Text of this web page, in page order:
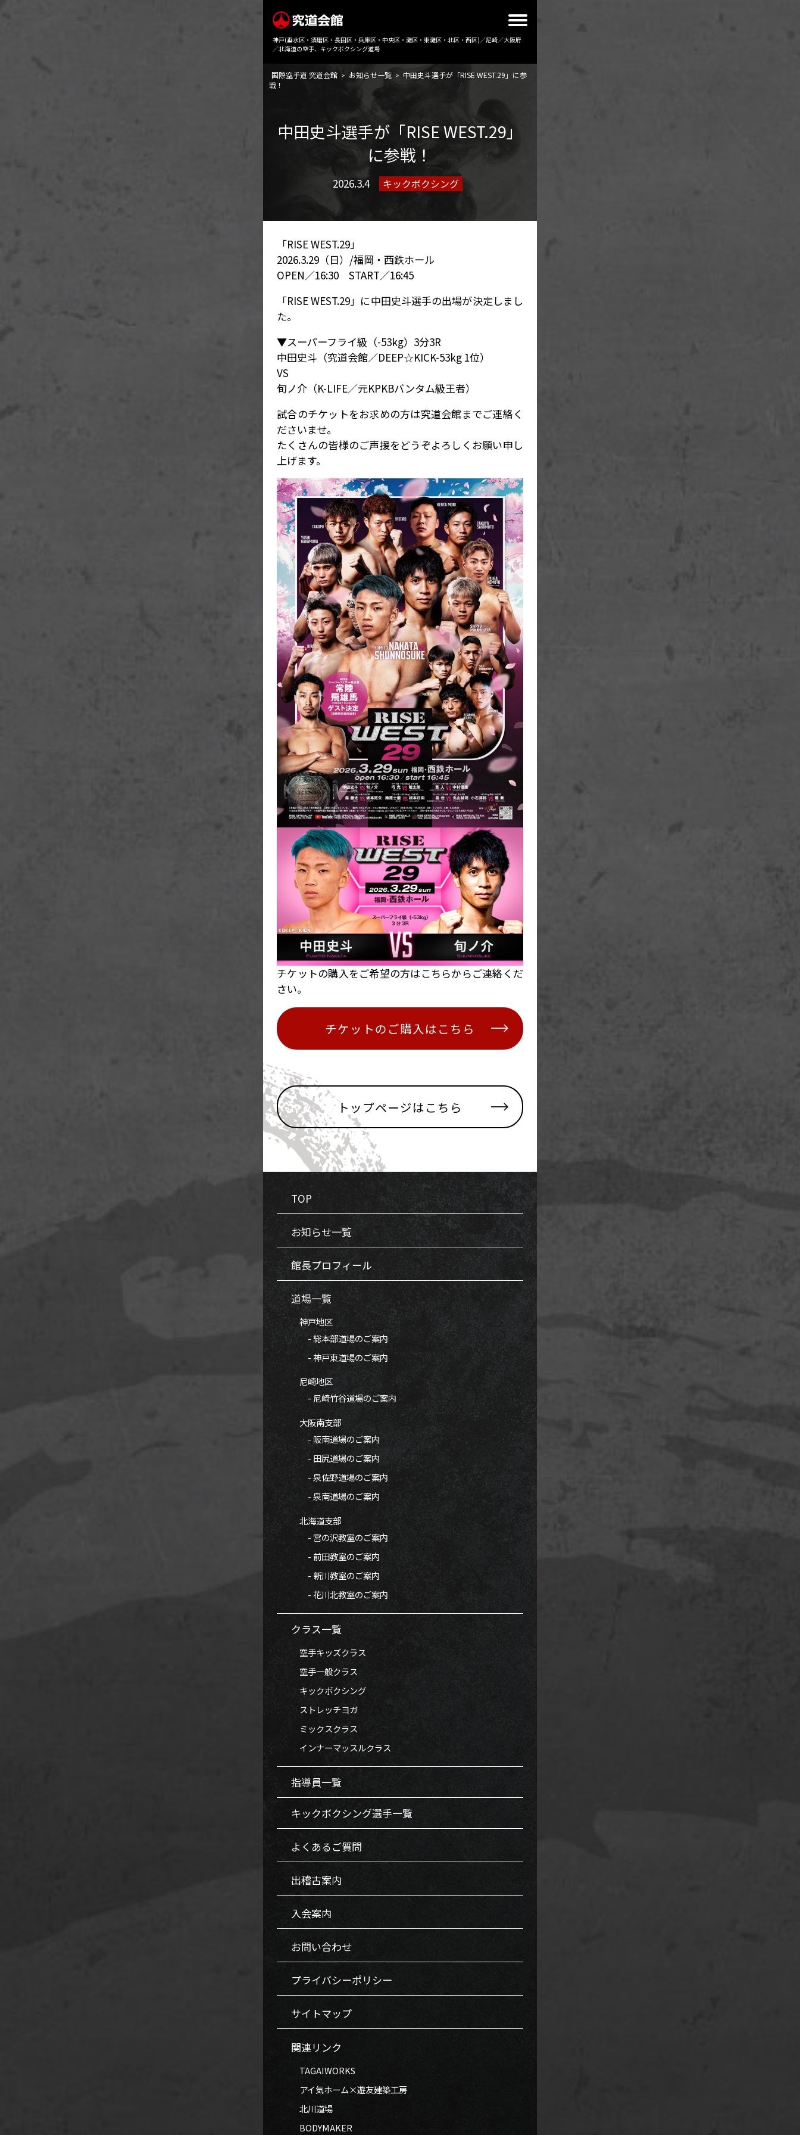
神戸(垂水区・須磨区・長田区・兵庫区・中央区・灘区・東灘区・北区・西区)／尼崎／大阪府
／北海道の空手、キックボクシング道場
国際空手道 究道会館 > お知らせ一覧 > 中田史斗選手が「RISE WEST.29」に参
戦！
中田史斗選手が「RISE WEST.29」
に参戦！
2026.3.4 キックボクシング
「RISE WEST.29」
2026.3.29（日）/福岡・西鉄ホール
OPEN／16:30 START／16:45
「RISE WEST.29」に中田史斗選手の出場が決定しまし
た。
▼スーパーフライ級（-53kg）3分3R
中田史斗（究道会館／DEEP☆KICK-53kg 1位）
VS
旬ノ介（K-LIFE／元KPKBバンタム級王者）
試合のチケットをお求めの方は究道会館までご連絡く
ださいませ。
たくさんの皆様のご声援をどうぞよろしくお願い申し
上げます。
チケットの購入をご希望の方はこちらからご連絡くだ
さい。
チケットのご購入はこちら
トップページはこちら
TOP
お知らせ一覧
館長プロフィール
道場一覧
神戸地区
- 総本部道場のご案内
- 神戸東道場のご案内
尼崎地区
- 尼崎竹谷道場のご案内
大阪南支部
- 阪南道場のご案内
- 田尻道場のご案内
- 泉佐野道場のご案内
- 泉南道場のご案内
北海道支部
- 宮の沢教室のご案内
- 前田教室のご案内
- 新川教室のご案内
- 花川北教室のご案内
クラス一覧
空手キッズクラス
空手一般クラス
キックボクシング
ストレッチヨガ
ミックスクラス
インナーマッスルクラス
指導員一覧
キックボクシング選手一覧
よくあるご質問
出稽古案内
入会案内
お問い合わせ
プライバシーポリシー
サイトマップ
関連リンク
TAGAIWORKS
アイ気ホーム×遊友建築工房
北川道場
BODYMAKER